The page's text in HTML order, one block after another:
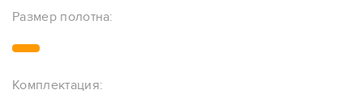
Размер полотна:
Комплектация: